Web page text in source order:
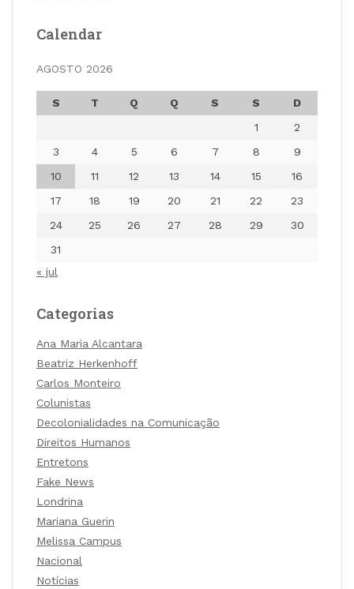
Calendar
AGOSTO 2026
S T Q Q S S
D
1
2
3
4 5 6 7 8
9
10
11 12 13 14 15
16
17
18 19 20 21 22
23
24
25 26 27 28 29
30
31
« jul
Categorias
Ana Maria Alcantara
Beatriz Herkenhoff
Carlos Monteiro
Colunistas
Decolonialidades na Comunicação
Direitos Humanos
Entretons
Fake News
Londrina
Mariana Guerin
Melissa Campus
Nacional
Notícias